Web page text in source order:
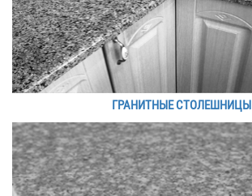
ГРАНИТНЫЕ СТОЛЕШНИЦЫ